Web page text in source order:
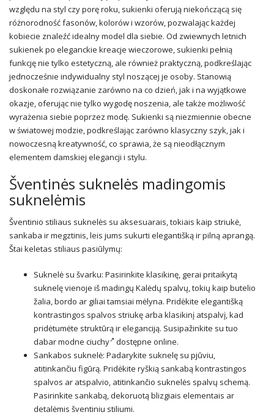
względu na styl czy porę roku, sukienki oferują niekończącą się
różnorodność fasonów, kolorów i wzorów, pozwalając każdej
kobiecie znaleźć idealny model dla siebie. Od zwiewnych letnich
sukienek po eleganckie kreacje wieczorowe, sukienki pełnią
funkcję nie tylko estetyczną, ale również praktyczną, podkreślając
jednocześnie indywidualny styl noszącej je osoby. Stanowią
doskonałe rozwiązanie zarówno na co dzień, jak i na wyjątkowe
okazje, oferując nie tylko wygodę noszenia, ale także możliwość
wyrażenia siebie poprzez modę. Sukienki są niezmiennie obecne
w światowej modzie, podkreślając zarówno klasyczny szyk, jak i
nowoczesną kreatywność, co sprawia, że są nieodłącznym
elementem damskiej elegancji i stylu.
Šventinės suknelės madingomis
suknelėmis
Šventinio stiliaus suknelės su aksesuarais, tokiais kaip striukė,
sankaba ir megztinis, leis jums sukurti elegantišką ir pilną aprangą.
Štai keletas stiliaus pasiūlymų:
Suknelė su švarku: Pasirinkite klasikinę, gerai pritaikytą
suknelę vienoje iš madingų Kalėdų spalvų, tokių kaip butelio
žalia, bordo ar giliai tamsiai mėlyna. Pridėkite elegantišką
kontrastingos spalvos striukę arba klasikinį atspalvį, kad
pridėtumėte struktūrą ir eleganciją. Susipažinkite su tuo
dabarmodne ciuchy
dostępne online.
Sankabos suknelė: Padarykite suknelę su pjūviu,
atitinkančiu figūrą. Pridėkite ryškią sankabą kontrastingos
spalvos ar atspalvio, atitinkančio suknelės spalvų schemą.
Pasirinkite sankabą, dekoruotą blizgiais elementais ar
detalėmis šventiniu stiliumi.